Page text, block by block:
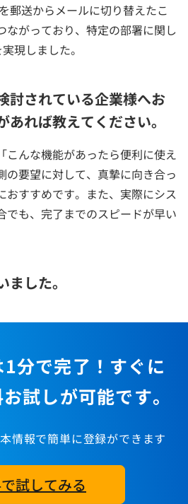
郵送からメールに切り替えたこ
ながっており、特定の部署に関し
現しました。
討されている企業様へお
あれば教えてください。
こんな機能があったら便利に使え
の要望に対して、真摯に向き合っ
おすすめです。また、実際にシス
でも、完了までのスピードが早い
した。
分で完了！すぐに
試しが可能です。
情報で簡単に登録ができます
試してみる